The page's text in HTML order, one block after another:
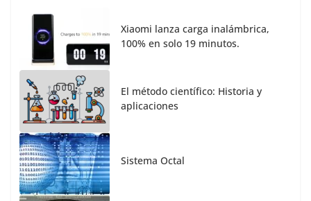
Xiaomi lanza carga inalámbrica,
100% en solo 19 minutos.
El método científico: Historia y
aplicaciones
Sistema Octal